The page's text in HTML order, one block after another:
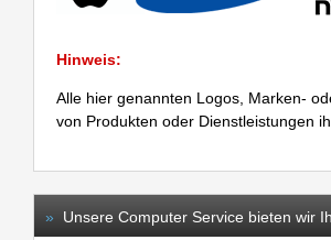
Hinweis:
Alle hier genannten Logos, Marken-
von Produkten oder Dienstleistungen
» Unsere Computer Service bieten wir